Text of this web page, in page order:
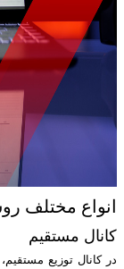
انواع مختلف
کانال مستقیم
در کانال توزیع